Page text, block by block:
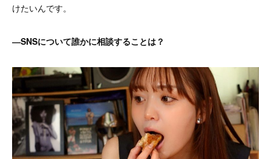
けたいんです。
―SNSについて誰かに相談することは？